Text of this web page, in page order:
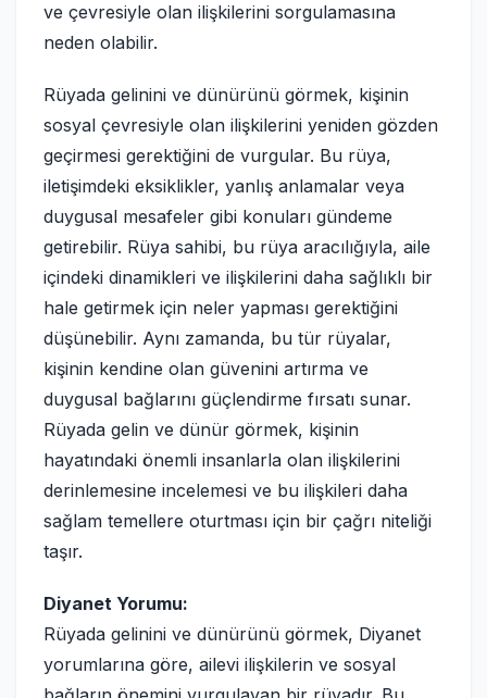
ve çevresiyle olan ilişkilerini sorgulamasına
neden olabilir.
Rüyada gelinini ve dünürünü görmek, kişinin
sosyal çevresiyle olan ilişkilerini yeniden gözden
geçirmesi gerektiğini de vurgular. Bu rüya,
iletişimdeki eksiklikler, yanlış anlamalar veya
duygusal mesafeler gibi konuları gündeme
getirebilir. Rüya sahibi, bu rüya aracılığıyla, aile
içindeki dinamikleri ve ilişkilerini daha sağlıklı bir
hale getirmek için neler yapması gerektiğini
düşünebilir. Aynı zamanda, bu tür rüyalar,
kişinin kendine olan güvenini artırma ve
duygusal bağlarını güçlendirme fırsatı sunar.
Rüyada gelin ve dünür görmek, kişinin
hayatındaki önemli insanlarla olan ilişkilerini
derinlemesine incelemesi ve bu ilişkileri daha
sağlam temellere oturtması için bir çağrı niteliği
taşır.
Diyanet Yorumu:
Rüyada gelinini ve dünürünü görmek, Diyanet
yorumlarına göre, ailevi ilişkilerin ve sosyal